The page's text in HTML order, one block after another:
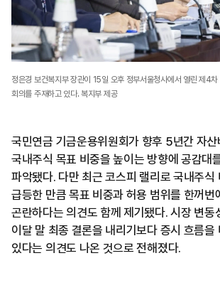
정은경 보건복지부 장관이 15일 오후 정부서울청사에서 열린 제4
회의를 주재하고 있다. 복지부 제공
국민연금 기금운용위원회가 향후 5년간 자산
국내주식 목표 비중을 높이는 방향에 공감대
파악됐다. 다만 최근 코스피 랠리로 국내주식
급등한 만큼 목표 비중과 허용 범위를 한꺼번
곤란하다는 의견도 함께 제기됐다. 시장 변동
이달 말 최종 결론을 내리기보다 증시 흐름을
있다는 의견도 나온 것으로 전해졌다.